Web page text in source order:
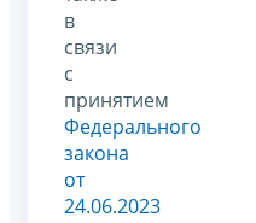
в
связи
с
принятием
Федерального
закона
от
24.06.2023